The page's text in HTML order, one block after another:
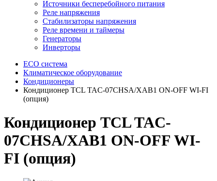
Источники бесперебойного питания
Реле напряжения
Стабилизаторы напряжения
Реле времени и таймеры
Генераторы
Инверторы
ECO система
Климатическое оборудование
Кондиционеры
Кондиционер TCL TAC-07CHSA/XAB1 ON-OFF WI-FI
(опция)
Кондиционер TCL TAC-
07CHSA/XAB1 ON-OFF WI-
FI (опция)